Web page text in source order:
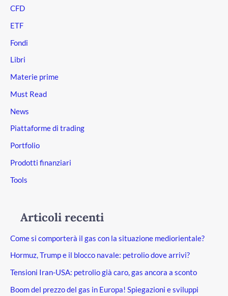
CFD
ETF
Fondi
Libri
Materie prime
Must Read
News
Piattaforme di trading
Portfolio
Prodotti finanziari
Tools
Articoli recenti
Come si comporterà il gas con la situazione mediorientale?
Hormuz, Trump e il blocco navale: petrolio dove arrivi?
Tensioni Iran-USA: petrolio già caro, gas ancora a sconto
Boom del prezzo del gas in Europa! Spiegazioni e sviluppi